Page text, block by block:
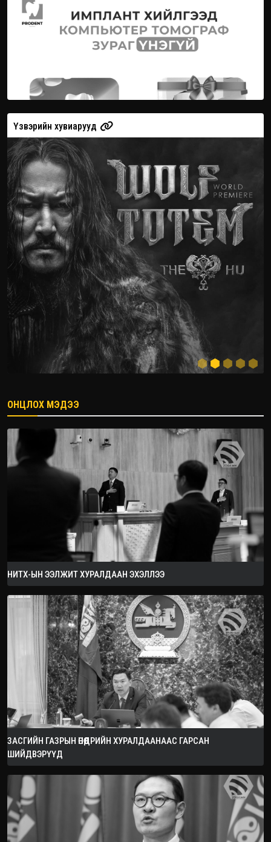
Үзвэрийн хувиарууд
2026.08.08
ОНЦЛОХ МЭДЭЭ
НИТХ-ЫН ЭЭЛЖИТ ХУРАЛДААН ЭХЭЛЛЭЭ
ЗАСГИЙН ГАЗРЫН ӨНӨӨДРИЙН ХУРАЛДААНААС ГАРСАН
ШИЙДВЭРҮҮД